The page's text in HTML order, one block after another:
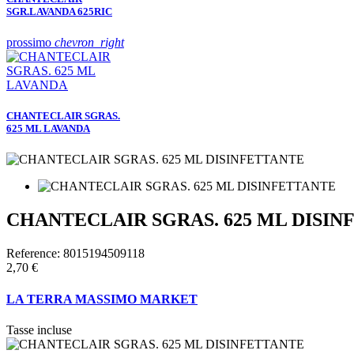
SGR.LAVANDA 625RIC
prossimo chevron_right
CHANTECLAIR SGRAS.
625 ML LAVANDA
CHANTECLAIR SGRAS. 625 ML
Reference: 8015194509118
2,70 €
LA TERRA MASSIMO MARKET
Tasse incluse